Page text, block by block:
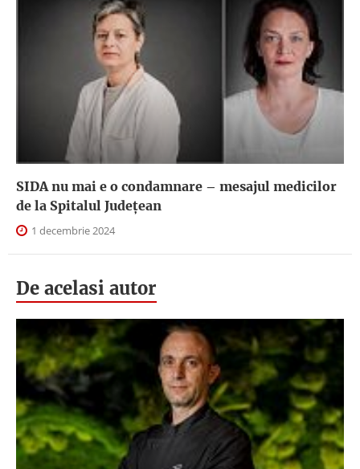
SIDA nu mai e o condamnare – mesajul medicilor
de la Spitalul Județean
1 decembrie 2024
De acelasi autor